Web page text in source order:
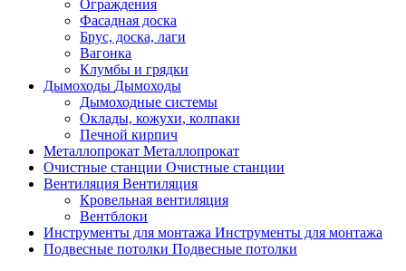
Ограждения
Фасадная доска
Брус, доска, лаги
Вагонка
Клумбы и грядки
Дымоходы Дымоходы
Дымоходные системы
Оклады, кожухи, колпаки
Печной кирпич
Металлопрокат Металлопрокат
Очистные станции Очистные станции
Вентиляция Вентиляция
Кровельная вентиляция
Вентблоки
Инструменты для монтажа Инструменты для монтажа
Подвесные потолки Подвесные потолки